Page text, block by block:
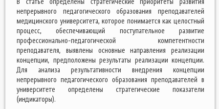
непрерывного педагогического образования преподавателей
медицинского университета, которое понимается как целостный
процесс, обеспечивающий поступательное развитие
профессионально-педагогической компетентности
преподавателя, выявлены основные направления реализации
концепции, предположены результаты реализации концепции.
Для анализа результативности внедрения концепции
непрерывного педагогического образования преподавателей в
университете определены стратегические показатели
(индикаторы).